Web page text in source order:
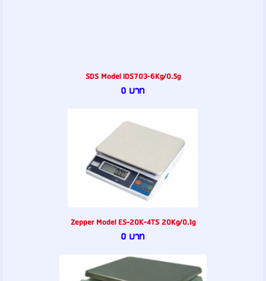
SDS Model IDS703-6Kg/0.5g
0 บาท
Zepper Model ES-20K-4TS 20Kg/0.1g
0 บาท